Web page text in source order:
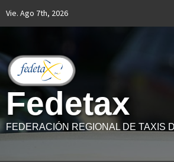
Vie. Ago 7th, 2026
Fedetax
FEDERACIÓN REGIONAL DE TAXIS